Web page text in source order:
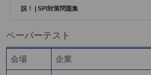
説！ | SPI対策問題集
ペーパーテスト
会場 企業